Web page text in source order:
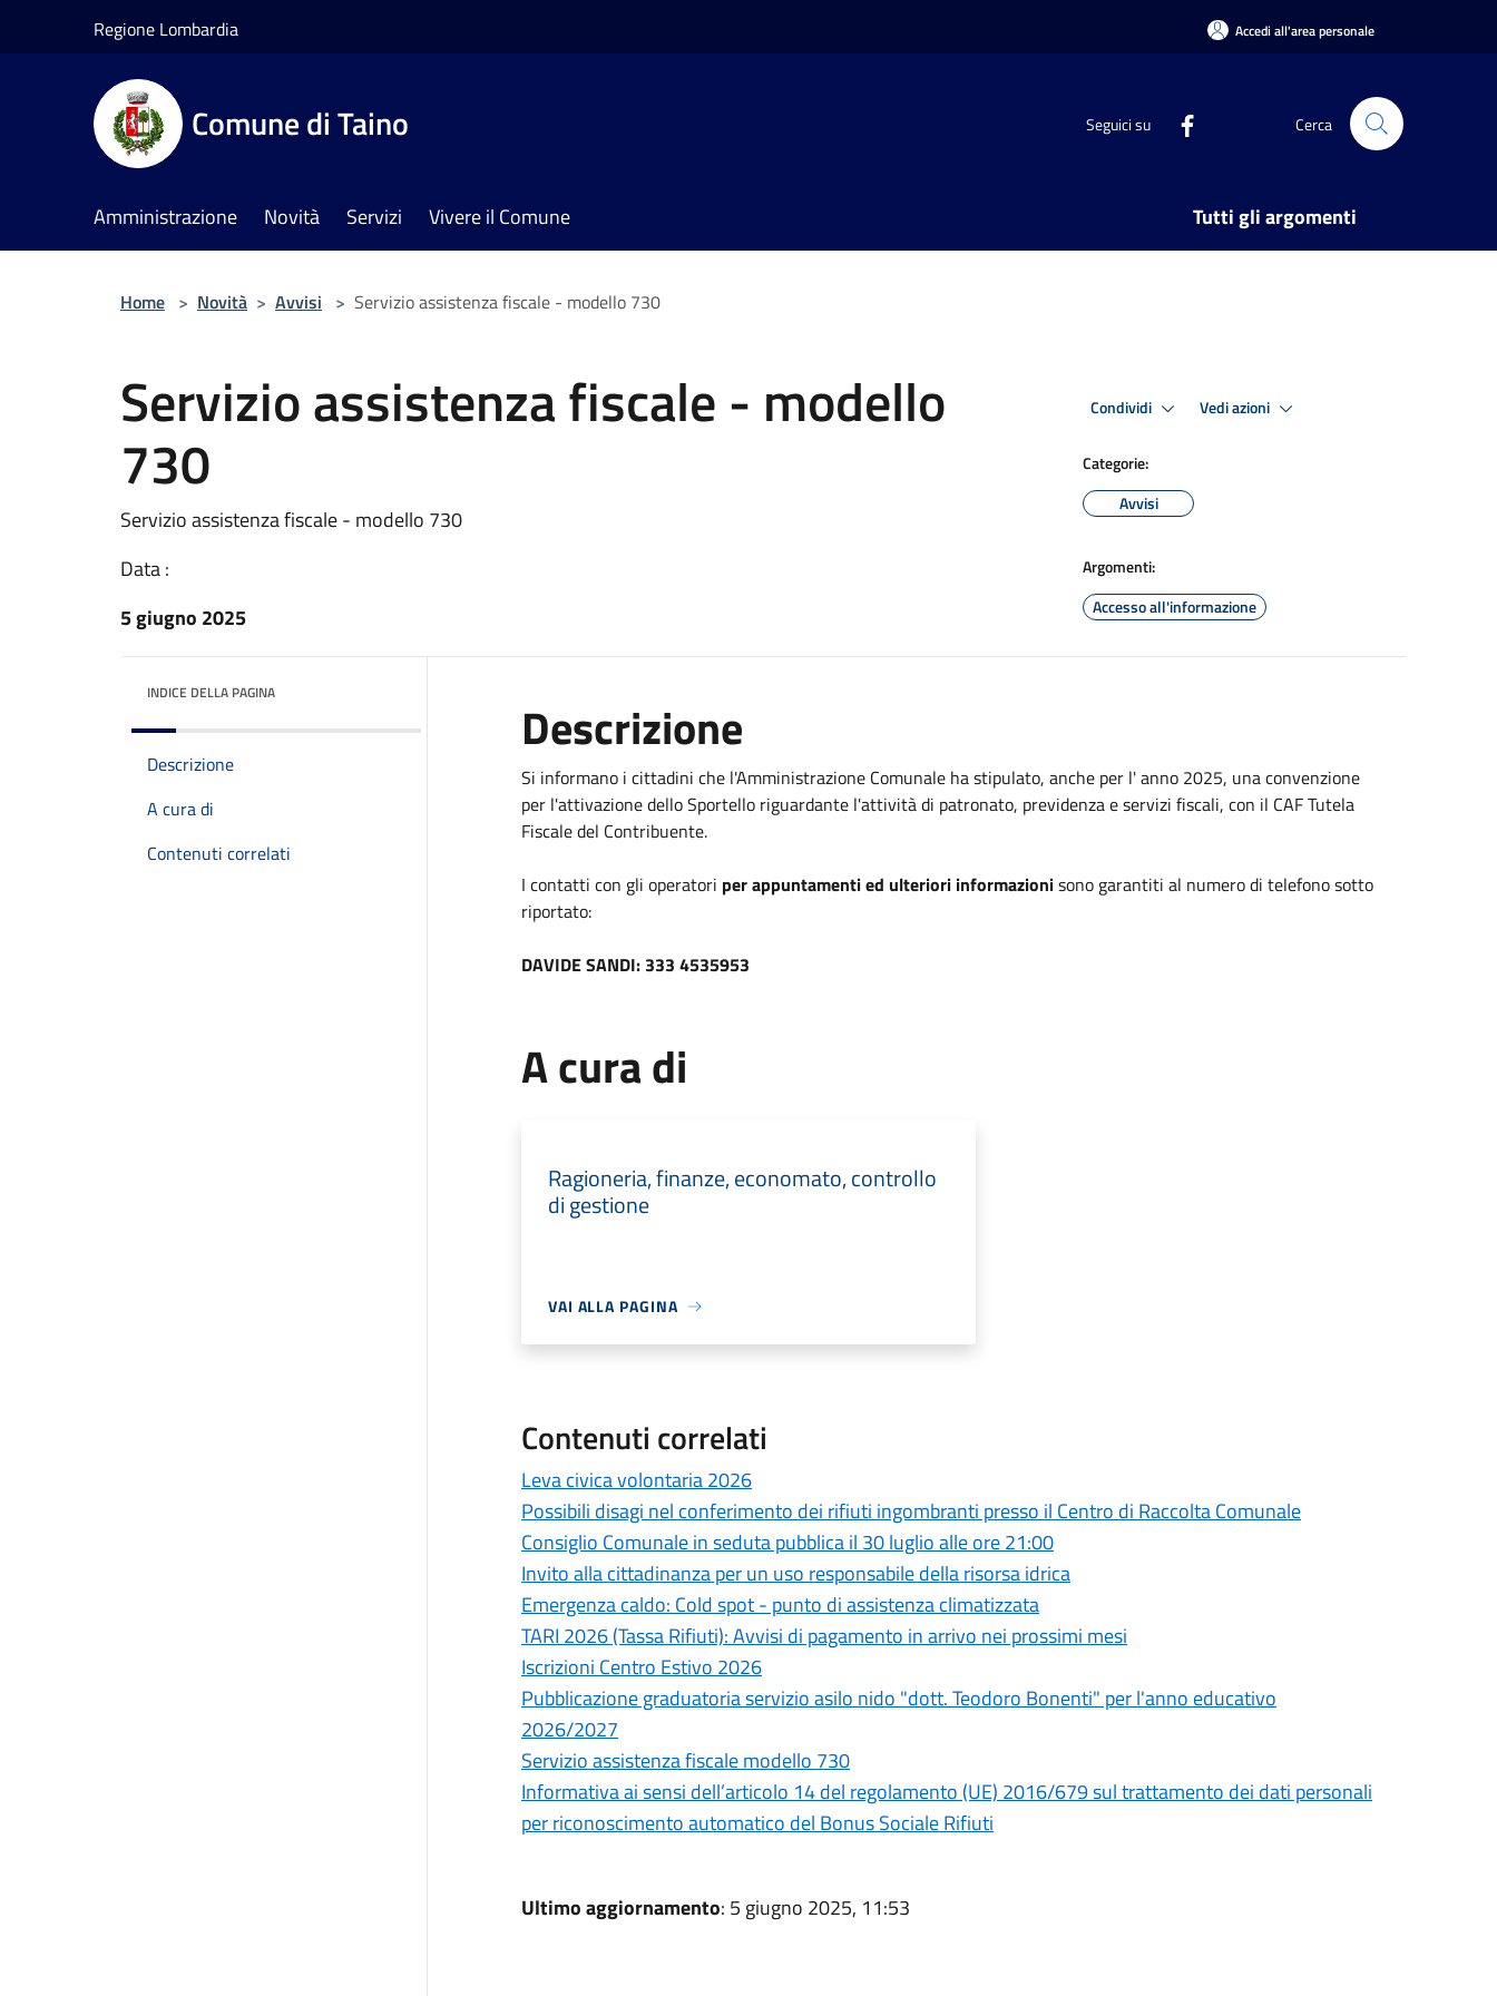
Regione Lombardia Accedi all'area personale
Comune di Taino Seguici su Cerca
Amministrazione Novità Servizi Vivere il Comune Tutti gli argomenti
Home > Novità > Avvisi > Servizio assistenza fiscale - modello 730
Servizio assistenza fiscale - modello
730
Servizio assistenza fiscale - modello 730
Data :
5 giugno 2025
Condividi Vedi azioni
Categorie:
Avvisi
Argomenti:
Accesso all'informazione
INDICE DELLA PAGINA
Descrizione
A cura di
Contenuti correlati
Descrizione
Si informano i cittadini che l'Amministrazione Comunale ha stipulato, anche per l' anno 2025, una convenzione
per l'attivazione dello Sportello riguardante l'attività di patronato, previdenza e servizi fiscali, con il CAF Tutela
Fiscale del Contribuente.
I contatti con gli operatori per appuntamenti ed ulteriori informazionisono garantiti al numero di telefono sotto
riportato:
DAVIDE SANDI: 333 4535953
A cura di
Ragioneria, finanze, economato, controllo
di gestione
VAI ALLA PAGINA
Contenuti correlati
Leva civica volontaria 2026
Possibili disagi nel conferimento dei rifiuti ingombranti presso il Centro di Raccolta Comunale
Consiglio Comunale in seduta pubblica il 30 luglio alle ore 21:00
Invito alla cittadinanza per un uso responsabile della risorsa idrica
Emergenza caldo: Cold spot - punto di assistenza climatizzata
TARI 2026 (Tassa Rifiuti): Avvisi di pagamento in arrivo nei prossimi mesi
Iscrizioni Centro Estivo 2026
Pubblicazione graduatoria servizio asilo nido "dott. Teodoro Bonenti" per l'anno educativo
2026/2027
Servizio assistenza fiscale modello 730
Informativa ai sensi dell’articolo 14 del regolamento (UE) 2016/679 sul trattamento dei dati personali
per riconoscimento automatico del Bonus Sociale Rifiuti
Ultimo aggiornamento: 5 giugno 2025, 11:53